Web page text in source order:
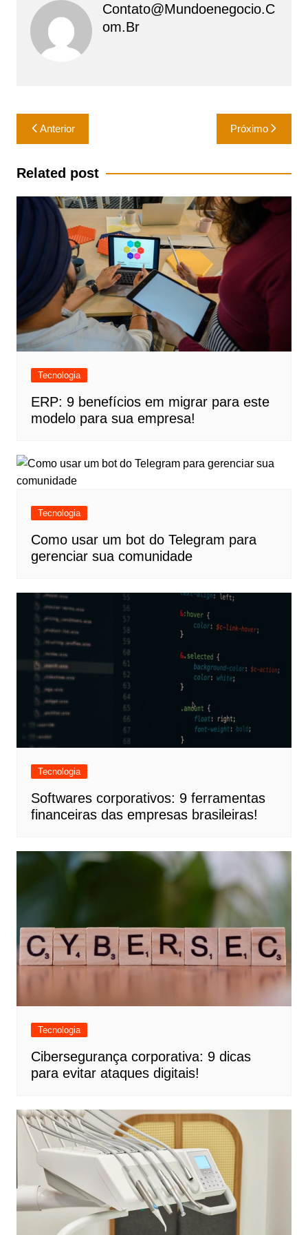
Contato@mundoenegocio.c
Om.br
Navegação
de
Post
Anterior Próximo
Related post
Tecnologia
ERP: 9 benefícios em migrar para este
modelo para sua empresa!
Tecnologia
Como usar um bot do Telegram para
gerenciar sua comunidade
Tecnologia
Softwares corporativos: 9 ferramentas
financeiras das empresas brasileiras!
Tecnologia
Cibersegurança corporativa: 9 dicas
para evitar ataques digitais!